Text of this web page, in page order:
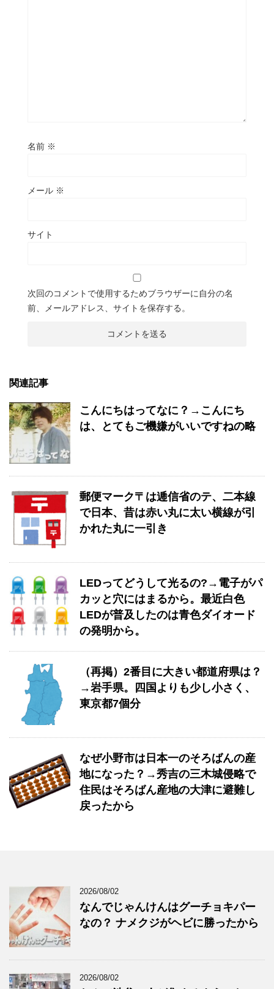
名前 ※
メール ※
サイト
次回のコメントで使用するためブラウザーに自分の名
前、メールアドレス、サイトを保存する。
関連記事
こんにちはってなに？→こんにち
は、とてもご機嫌がいいですねの略
郵便マーク〒は逓信省のテ、二本線
で日本、昔は赤い丸に太い横線が引
かれた丸に一引き
LEDってどうして光るの?→電子がパ
カッと穴にはまるから。最近白色
LEDが普及したのは青色ダイオード
の発明から。
（再掲）2番目に大きい都道府県は？
→岩手県。四国よりも少し小さく、
東京都7個分
なぜ小野市は日本一のそろばんの産
地になった？→秀吉の三木城侵略で
住民はそろばん産地の大津に避難し
戻ったから
2026/08/02
なんでじゃんけんはグーチョキパー
なの？ ナメクジがヘビに勝ったから
2026/08/02